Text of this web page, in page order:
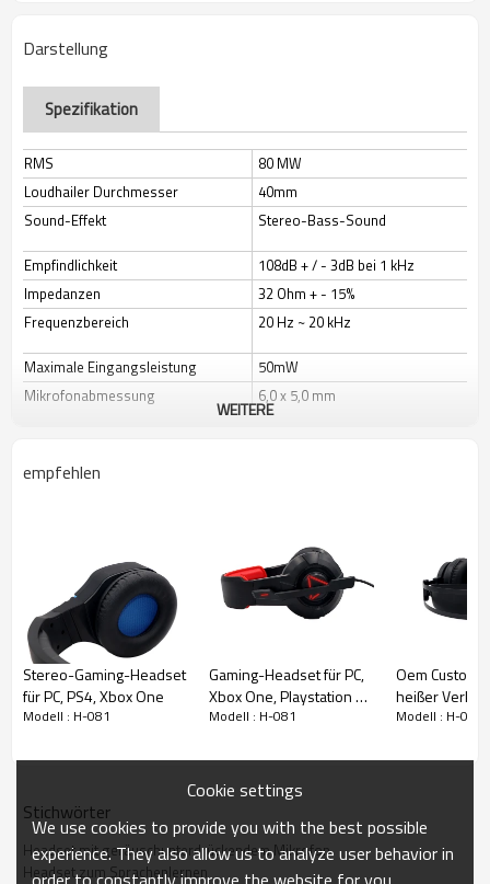
Darstellung
Spezifikation
RMS
80 MW
Loudhailer Durchmesser
40mm
Sound-Effekt
Stereo-Bass-Sound
Empfindlichkeit
108dB + / - 3dB bei 1 kHz
Impedanzen
32 Ohm + - 15%
Frequenzbereich
20 Hz ~ 20 kHz
Maximale Eingangsleistung
50mW
Mikrofonabmessung
6,0 x 5,0 mm
Eingangsstecker
WEITERE
empfehlen
Stereo-Gaming-Headset
für PC, PS4, Xbox One
Modell : H-081
Gaming-Headset für PC,
Xbox One, Playstation 4,
ultra bequem, Retro-
Modell : H-081
Oem Custom
heißer
Bass
Modell : H-081
Stichwörter
Headset mit geräuschunterdrückendem Mikrofon
Headset zum Sprachenlernen
Cookie settings
We use cookies to provide you with the best possible
experience. They also allow us to analyze user behavior in